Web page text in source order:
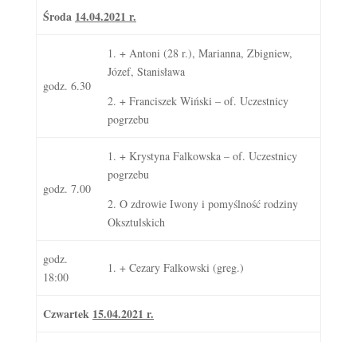
Środa 14.04.2021 r.
godz. 6.30
1. + Antoni (28 r.), Marianna, Zbigniew,
Józef, Stanisława
2. + Franciszek Wiński – of. Uczestnicy
pogrzebu
godz. 7.00
1. + Krystyna Falkowska – of. Uczestnicy
pogrzebu
2. O zdrowie Iwony i pomyślność rodziny
Oksztulskich
godz.
18:00
1. + Cezary Falkowski (greg.)
Czwartek 15.04.2021 r.